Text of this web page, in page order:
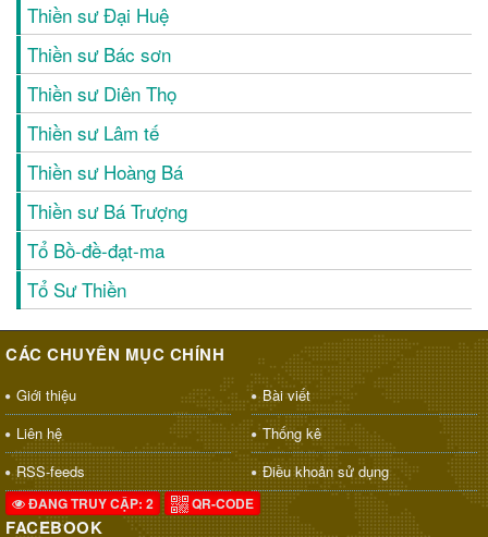
Thiền sư Đại Huệ
Thiền sư Bác sơn
Thiền sư Diên Thọ
Thiền sư Lâm tế
Thiền sư Hoàng Bá
Thiền sư Bá Trượng
Tổ Bồ-đề-đạt-ma
Tổ Sư Thiền
CÁC CHUYÊN MỤC CHÍNH
Giới thiệu
Bài viết
Liên hệ
Thống kê
RSS-feeds
Điều khoản sử dụng
ĐANG TRUY CẬP: 2 QR-CODE
FACEBOOK